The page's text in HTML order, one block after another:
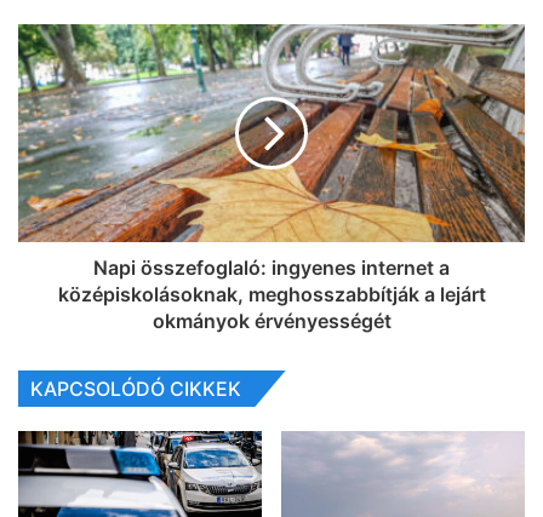
Napi összefoglaló: ingyenes internet a
középiskolásoknak, meghosszabbítják a lejárt
okmányok érvényességét
KAPCSOLÓDÓ CIKKEK